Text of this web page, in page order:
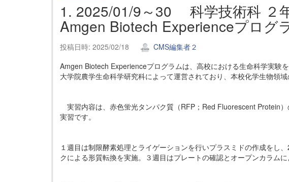
1. 2025/01/9～30 科学技術科 ２
Amgen Biotech Experienceプログ
投稿日時: 2025/02/18
CMS編集者２
Amgen Biotech Experienceプログラムは、高校における生命科学実験
大学院農学生命科学研究科によって運営されており、本校化学生物領
実習内容は、赤色蛍光タンパク質（RFP；Red Fluorescent Protein
実習です。
１週目は制限酵素処理とライゲーションを行いプラスミドの作成をし
クによる形質転換を実施。３週目はプレートの確認とオープンカラム